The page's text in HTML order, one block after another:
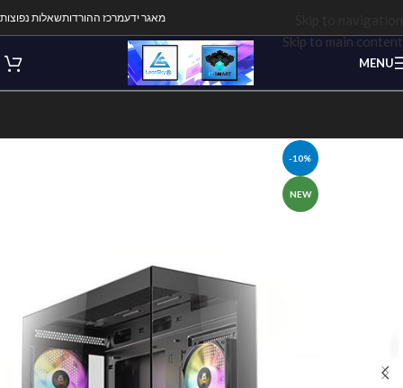
Skip to main content
מאגר ידעמרכז ההורדותשאלות נפוצות
MENU
-10%
NEW